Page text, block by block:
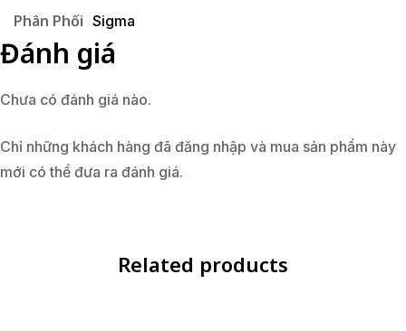
Phân Phối Sigma
Đánh giá
Chưa có đánh giá nào.
Chỉ những khách hàng đã đăng nhập và mua sản phẩm này
mới có thể đưa ra đánh giá.
Related products